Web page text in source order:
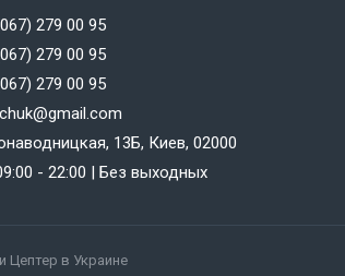
279 00 95
279 00 95
279 00 95
13Б, Киев, 02000
- 22:00 | Без выходных
Цептер в Украине